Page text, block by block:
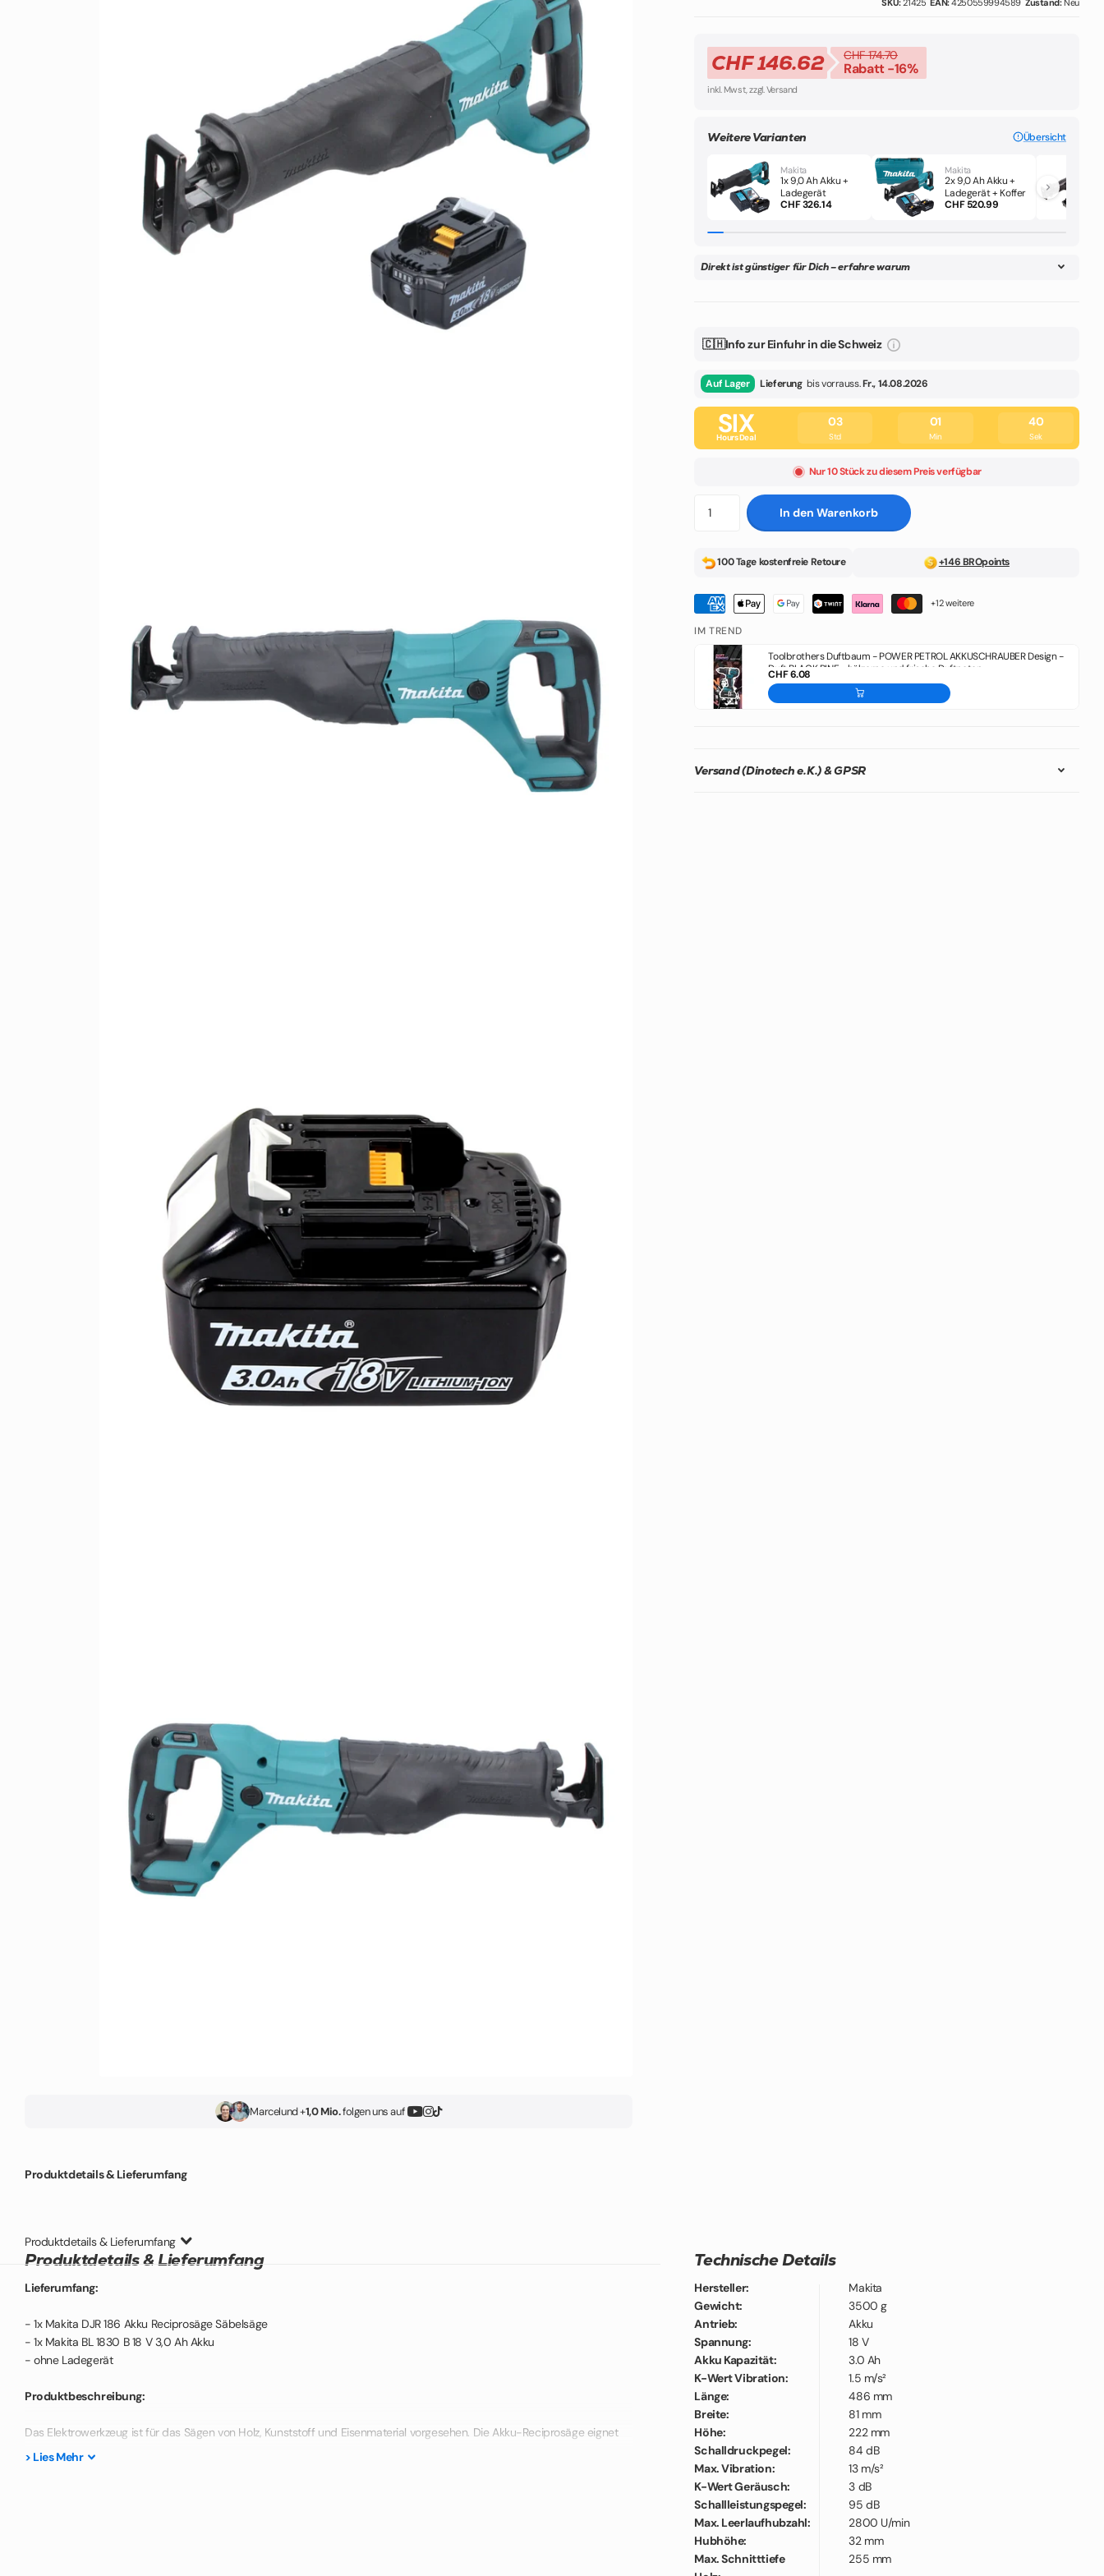
Marcelund +1,0 Mio.folgen uns auf
SKU:21425EAN:4250559994589Zustand:Neu
CHF 146.62 CHF 174.70
Rabatt -16%
inkl. Mwst, zzgl. Versand
Weitere Varianten Übersicht
Makita
1x 9,0 Ah Akku +
Ladegerät
CHF 326.14
Makita
2x 9,0 Ah Akku +
Ladegerät + Koffer
CHF 520.99
Direkt ist günstiger für Dich – erfahre warum
🇨🇭Info zur Einfuhr in die Schweiz
Auf Lager Lieferungbis vorrauss.Fr., 14.08.2026
SIX
Hours Deal
03
Std
01
Min
39
Sek
Nur 10 Stück zu diesem Preis verfügbar
In den Warenkorb
100 Tage kostenfreie Retoure +146 BROpoints
+12 weitere
IM TREND
Toolbrothers Duftbaum - POWER PETROL AKKUSCHRAUBER Design -
Duft BLACK PINE - hölzerne und frische Duftnoten
CHF 6.08
Versand (Dinotech e.K.) & GPSR
Produktdetails & Lieferumfang
Produktdetails & Lieferumfang
Produktdetails & Lieferumfang
Lieferumfang:
- 1x Makita DJR 186 Akku Reciprosäge Säbelsäge
- 1x Makita BL 1830 B 18 V 3,0 Ah Akku
- ohne Ladegerät
Produktbeschreibung:
Das Elektrowerkzeug ist für das Sägen von Holz, Kunststoff und Eisenmaterial vorgesehen. Die Akku-Reciprosäge eignet
sich für funkenfreies und spurstabiles Schneiden von Metall und Abrissarbeiten. Die Reciprosäge ist eine sehr kompakte
> LiesMehr
Technische Details
Hersteller:
Makita
Gewicht:
3500 g
Antrieb:
Akku
Spannung:
18 V
Akku Kapazität:
3.0 Ah
K-Wert Vibration:
1.5 m/s²
Länge:
486 mm
Breite:
81 mm
Höhe:
222 mm
Schalldruckpegel:
84 dB
Max. Vibration:
13 m/s²
K-Wert Geräusch:
3 dB
Schallleistungspegel:
95 dB
Max. Leerlaufhubzahl:
2800 U/min
Hubhöhe:
32 mm
Max. Schnitttiefe
255 mm